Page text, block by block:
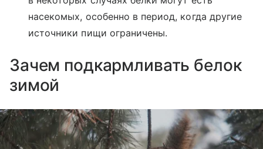
насекомых, особенно в период, когда другие
источники пищи ограничены.
Зачем подкармливать белок
зимой